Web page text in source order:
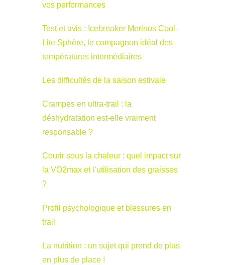
vos performances
Test et avis : Icebreaker Merinos Cool-
Lite Sphère, le compagnon idéal des
températures intermédiaires
Les difficultés de la saison estivale
Crampes en ultra-trail : la
déshydratation est-elle vraiment
responsable ?
Courir sous la chaleur : quel impact sur
la VO2max et l’utilisation des graisses
?
Profil psychologique et blessures en
trail
La nutrition : un sujet qui prend de plus
en plus de place !